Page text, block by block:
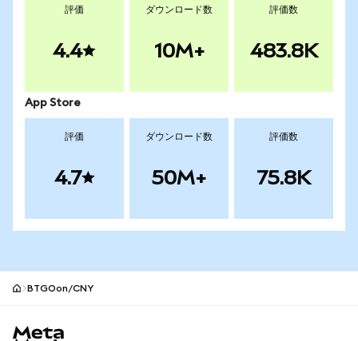
評価
4.4
ダウンロード数
10M+
評価数
483.8K
App Store
評価
4.7
ダウンロード数
50M+
評価数
75.8K
BTGOon/CNY